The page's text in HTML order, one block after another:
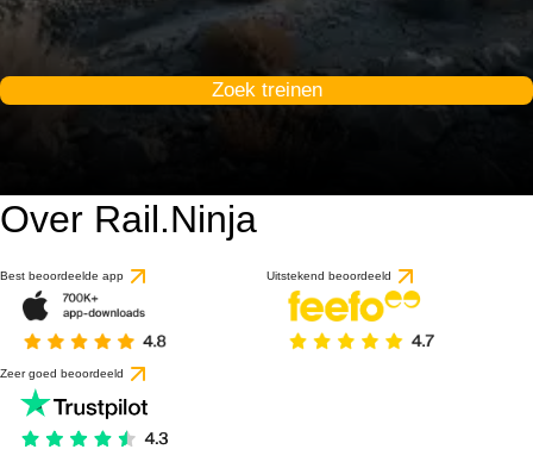
Zoek treinen
Over Rail.Ninja
Best beoordeelde app Uitstekend beoordeeld
Zeer goed beoordeeld